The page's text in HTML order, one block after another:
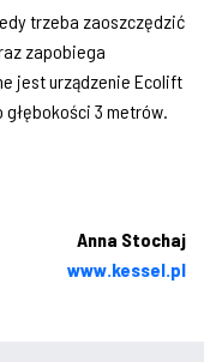
trzeba zaoszczędzić
zapobiega
jest urządzenie Ecolift
3 metrów.
Anna Stochaj
www.kessel.pl